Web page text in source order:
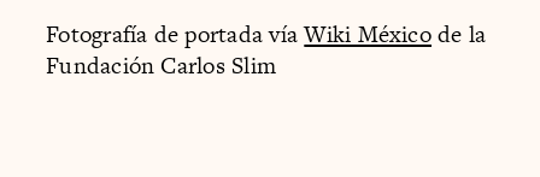
Fotografía de portada víaWiki Méxicode la
Fundación Carlos Slim